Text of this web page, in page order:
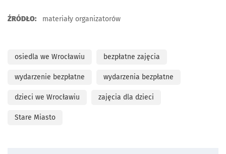
ŹRÓDŁO: materiały organizatorów
osiedla we Wrocławiu bezpłatne zajęcia
wydarzenie bezpłatne wydarzenia bezpłatne
dzieci we Wrocławiu zajęcia dla dzieci
Stare Miasto